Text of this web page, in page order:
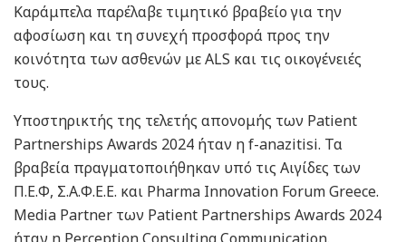
Καράμπελα παρέλαβε τιμητικό βραβείο για την
αφοσίωση και τη συνεχή προσφορά προς την
κοινότητα των ασθενών με ALS και τις οικογένειές
τους.
Υποστηρικτής της τελετής απονομής των Patient
Partnerships Awards 2024 ήταν η f-anazitisi. Τα
βραβεία πραγματοποιήθηκαν υπό τις Αιγίδες των
Π.Ε.Φ, Σ.Α.Φ.Ε.Ε. και Pharma Innovation Forum Greece.
Media Partner των Patient Partnerships Awards 2024
ήταν η Perception Consulting Communication.